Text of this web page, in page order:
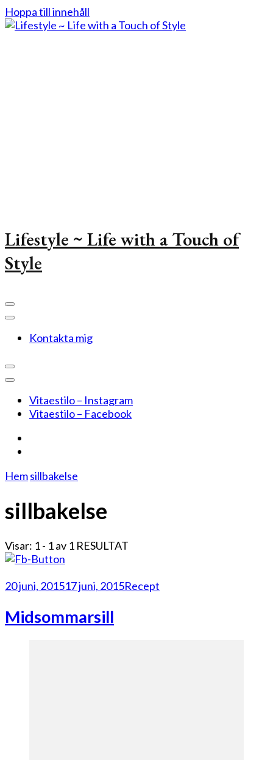
Hoppa till innehåll
Lifestyle ~ Life with a Touch of
Style
Kontakta mig
Vitaestilo – Instagram
Vitaestilo – Facebook
Hemsillbakelse
sillbakelse
Visar: 1 - 1 av 1 RESULTAT
20 juni, 201517 juni, 2015Recept
Midsommarsill